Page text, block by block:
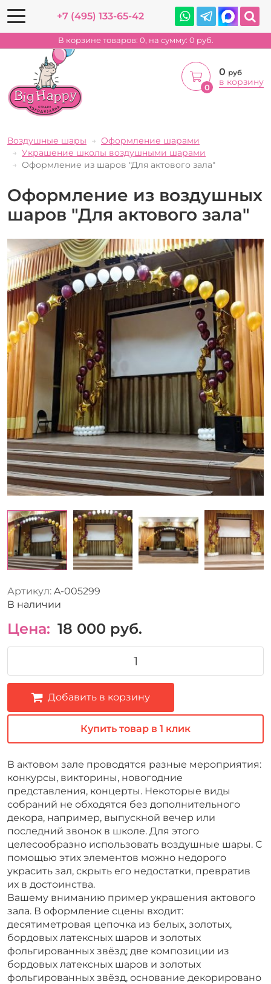
+7 (495) 133-65-42
В корзине товаров: 0, на сумму: 0 руб.
0
0 руб
в корзину
Воздушные шары
Оформление шарами
Украшение школы воздушными шарами
Оформление из шаров "Для актового зала"
Оформление из воздушных
шаров "Для актового зала"
Артикул: A-005299
В наличии
Цена: 18 000 руб.
Добавить в корзину
Купить товар в 1 клик
В актовом зале проводятся разные мероприятия:
конкурсы, викторины, новогодние
представления, концерты. Некоторые виды
собраний не обходятся без дополнительного
декора, например, выпускной вечер или
последний звонок в школе. Для этого
целесообразно использовать воздушные шары. С
помощью этих элементов можно недорого
украсить зал, скрыть его недостатки, превратив
их в достоинства.
Вашему вниманию пример украшения актового
зала. В оформление сцены входит:
десятиметровая цепочка из белых, золотых,
бордовых латексных шаров и золотых
фольгированных звёзд; две композиции из
бордовых латексных шаров и золотых
фольгированных звёзд, основание декорировано